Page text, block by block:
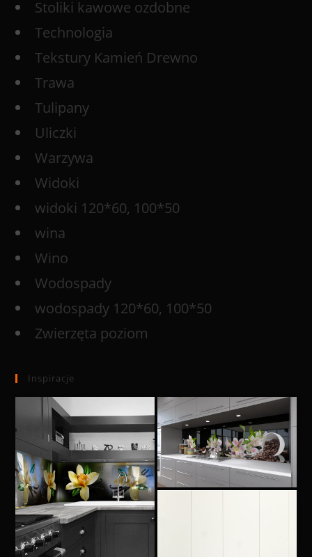
Stoliki kawowe ozdobne
Technologia
Tekstury Kamień Drewno
Trawa
Tulipany
Uliczki
Warzywa
Widoki
widoki 120*60, 100*50
wina
Wino
Wodospady
wodospady 120*60, 100*50
Zwierzęta poziom
Inspiracje